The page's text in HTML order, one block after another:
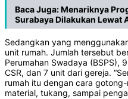
Baca Juga:Menariknya
Surabaya Dilakukan Lewat
Sedangkan yang
unit rumah. Jumlah tersebut
Perumahan Swadaya (BSPS),
CSR, dan 7 unit dari gereja.
rumah itu dengan cara
material, tukang, sampai